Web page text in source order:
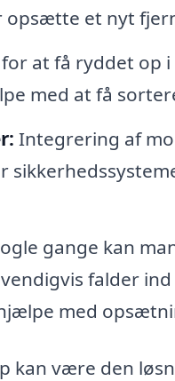
opsætte et nyt
at få ryddet op
med at få
Integrering af
gange kan
falder
med
kan være den